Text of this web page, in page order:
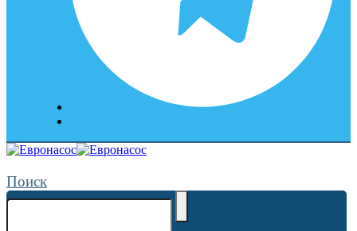
Поиск